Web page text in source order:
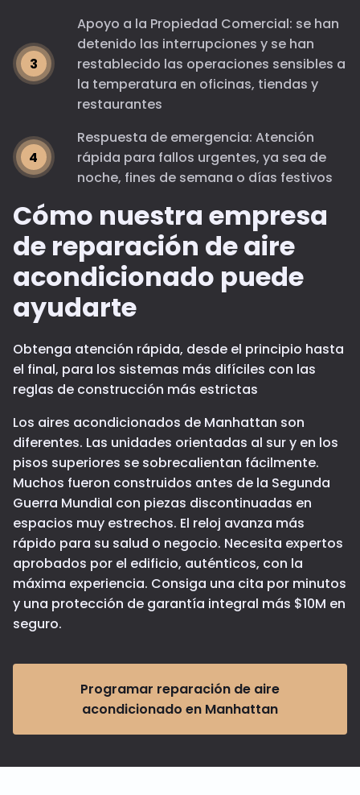
Cómo nuestra empresa
de reparación de aire
acondicionado puede
ayudarte
Obtenga atención rápida, desde el principio hasta
el final, para los sistemas más difíciles con las
reglas de construcción más estrictas
Los aires acondicionados de Manhattan son
diferentes. Las unidades orientadas al sur y en los
pisos superiores se sobrecalientan fácilmente.
Muchos fueron construidos antes de la Segunda
Guerra Mundial con piezas discontinuadas en
espacios muy estrechos. El reloj avanza más
rápido para su salud o negocio. Necesita expertos
aprobados por el edificio, auténticos, con la
máxima experiencia. Consiga una cita por minutos
y una protección de garantía integral más $10M en
seguro.
Programar reparación de aire
acondicionado en Manhattan
Apoyo a la Propiedad Comercial: se han
detenido las interrupciones y se han
restablecido las operaciones sensibles a
la temperatura en oficinas, tiendas y
restaurantes
Respuesta de emergencia: Atención
rápida para fallos urgentes, ya sea de
noche, fines de semana o días festivos